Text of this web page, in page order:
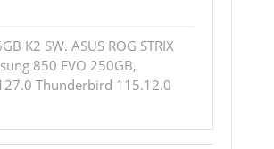
K2 SW. ASUS ROG STRIX
850 EVO 250GB,
Thunderbird 115.12.0